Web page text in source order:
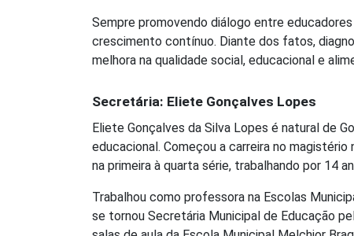
Sempre promovendo diálogo entre
crescimento contínuo. Diante dos fatos,
melhora na qualidade social, educacional e
Secretária: Eliete Gonçalves Lopes
Eliete Gonçalves da Silva Lopes é natural de
educacional. Começou a carreira no magistério
na primeira à quarta série, trabalhando por 14
Trabalhou como professora na Escolas
se tornou Secretária Municipal de Educação